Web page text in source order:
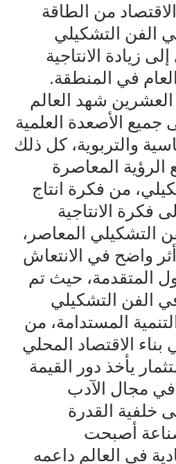
من الطاقة
في الفن التشكيلي
زيادة الانتاجية
في المنطقة.
شهد العالم
الأصعدة العلمية
والتربوية، كل ذلك
المعاصرة
من فكرة انتاج
فكرة الانتاجية
التشكيلي المعاصر،
أثر واضح في الانتعاش
المتقدمة، حيث تم
في الفن التشكيلي
المستدامة، من
الاقتصاد المحلي
يأخذ دور القيمة
في مجال الآدب
خلفية القدرة
أصبحت
في العالم داعمه